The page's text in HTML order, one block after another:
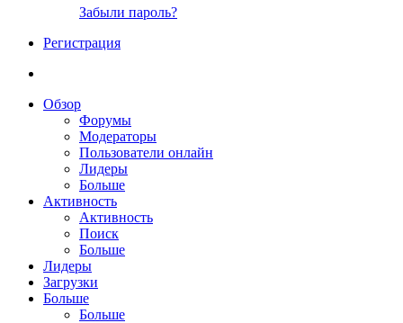
Забыли пароль?
Регистрация
Обзор
Форумы
Модераторы
Пользователи онлайн
Лидеры
Больше
Активность
Активность
Поиск
Больше
Лидеры
Загрузки
Больше
Больше